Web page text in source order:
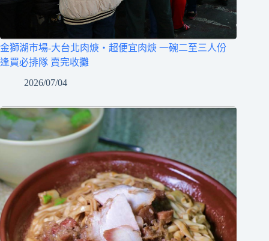
金獅湖市場-大台北肉焿‧超便宜肉焿 一碗二至三人份
逢買必排隊 賣完收攤
2026/07/04